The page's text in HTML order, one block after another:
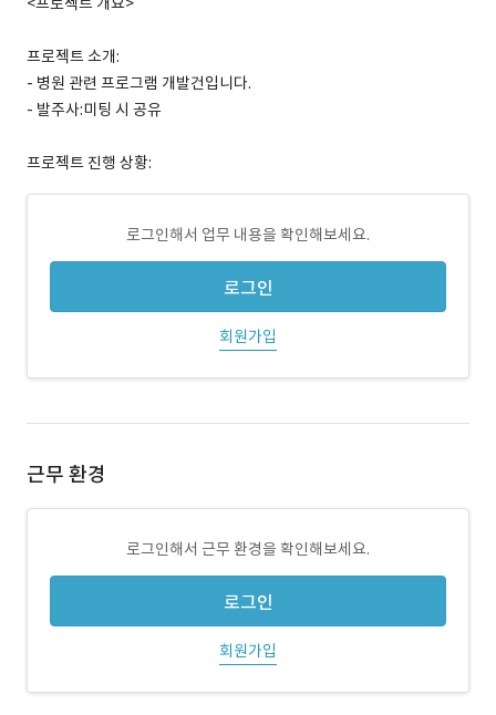
프로젝트 소개:
- 병원 관련 프로그램 개발건입니다.
- 발주사:미팅 시 공유
프로젝트 진행 상황:
로그인해서 업무 내용을 확인해보세요.
로그인
회원가입
근무 환경
로그인해서 근무 환경을 확인해보세요.
로그인
회원가입